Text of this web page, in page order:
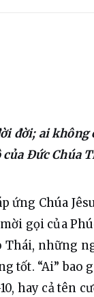
đời; ai
Đức Chúa
ứng Chúa
gọi của
những
tốt. “Ai”
hay cả tên